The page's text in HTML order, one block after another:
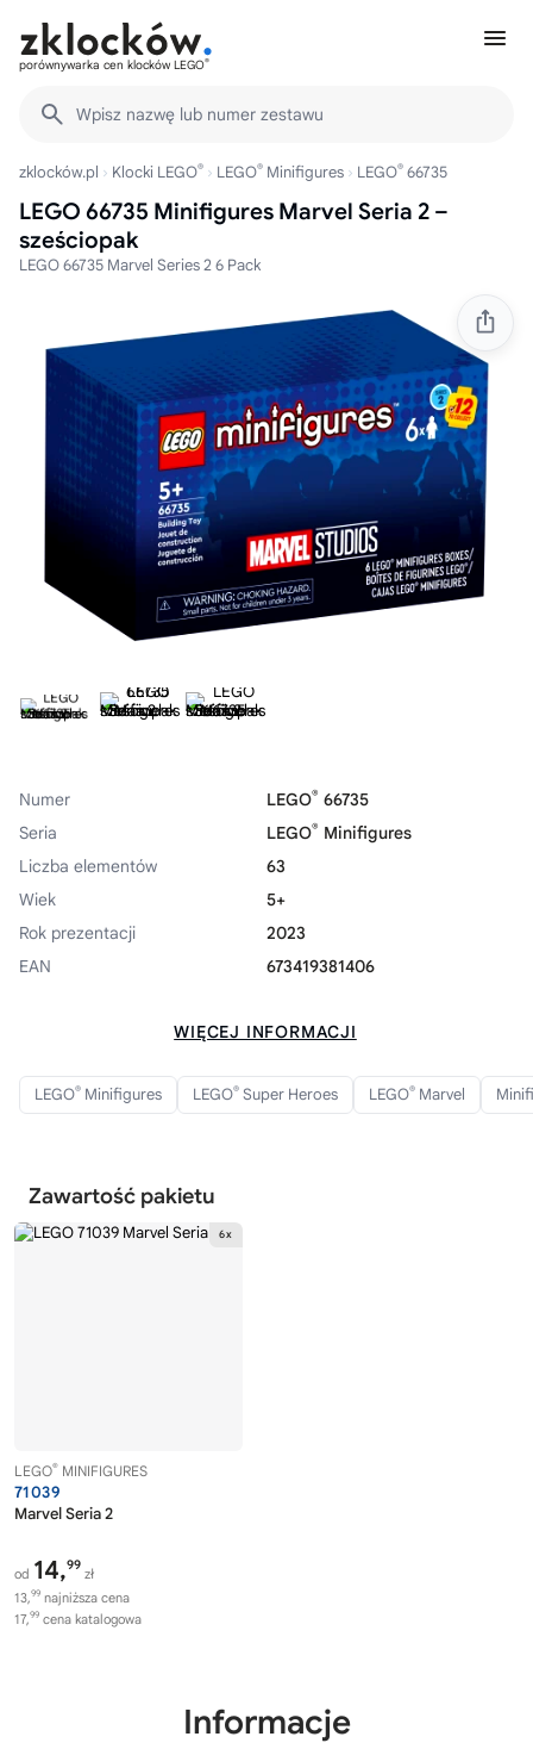
porównywarka cen klocków LEGO®
Wpisz nazwę lub numer zestawu
zklocków.pl Klocki LEGO® LEGO® Minifigures LEGO® 66735
LEGO 66735 Minifigures Marvel Seria 2 –
sześciopak
LEGO 66735 Marvel Series 2 6 Pack
Numer LEGO® 66735
Seria
LEGO® Minifigures
Liczba elementów
63
Wiek
5+
Rok prezentacji
2023
EAN
673419381406
WIĘCEJ INFORMACJI
LEGO® Minifigures LEGO® Super Heroes LEGO® Marvel
Zawartość pakietu
LEGO® MINIFIGURES
71039
Marvel Seria 2
od 14,99
zł
13,99 najniższa cena
17,99 cena katalogowa
Informacje